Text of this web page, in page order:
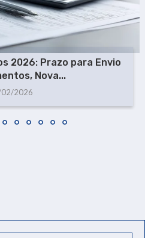
2026: Prazo para Envio
Nova...
2026